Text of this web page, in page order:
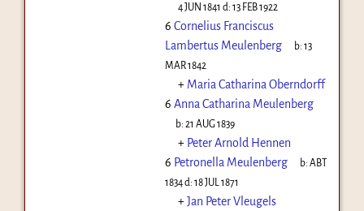
4 JUN 1841 d: 13 FEB 1922
6 Cornelius Franciscus
Lambertus Meulenberg
b:13
MAR 1842
+ Maria Catharina Oberndorff
6 Anna Catharina Meulenberg
b:21 AUG 1839
+ Peter Arnold Hennen
6 Petronella Meulenberg b:ABT
1834d: 18 JUL 1871
+Jan Peter Vleugels